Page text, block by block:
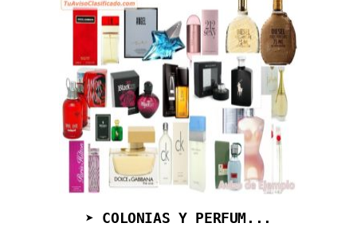
➤ COLONIAS Y PERFUM...